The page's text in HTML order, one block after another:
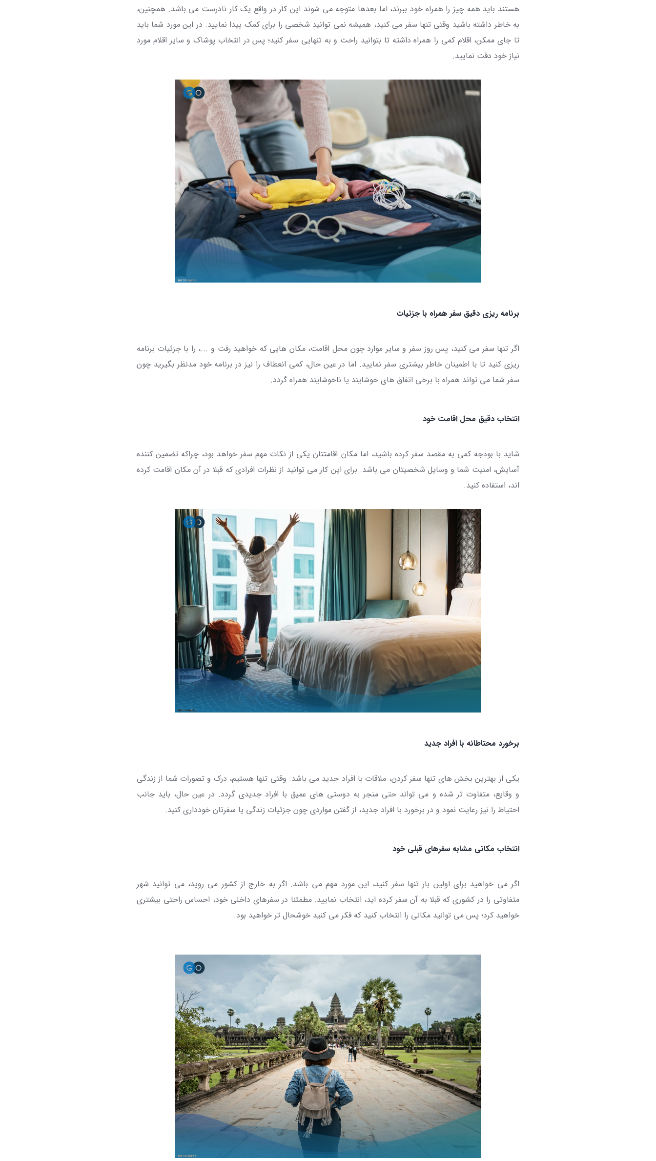
هستند باید همه چیز را همراه خود ببرند، اما بعدها متوجه می شوند این کار در واقع یک کار نادرست می باشد. همچنین،
به خاطر داشته باشید وقتی تنها سفر می کنید، همیشه نمی توانید شخصی را برای کمک پیدا نمایید. در این مورد شما باید
تا جای ممکن، اقلام کمی را همراه داشته تا بتوانید راحت و به تنهایی سفر کنید؛ پس در انتخاب پوشاک و سایر اقلام مورد
نیاز خود دقت نمایید.
برنامه ریزی دقیق سفر همراه با جزئیات
اگر تنها سفر می کنید، پس روز سفر و سایر موارد چون محل اقامت، مکان هایی که خواهید رفت و ...، را با جزئیات برنامه
ریزی کنید تا با اطمینان خاطر بیشتری سفر نمایید. اما در عین حال، کمی انعطاف را نیز در برنامه خود مدنظر بگیرید چون
سفر شما می تواند همراه با برخی اتفاق های خوشایند یا ناخوشایند همراه گردد.
انتخاب دقیق محل اقامت خود
شاید با بودجه کمی به مقصد سفر کرده باشید، اما مکان اقامتتان یکی از نکات مهم سفر خواهد بود، چراکه تضمین کننده
آسایش، امنیت شما و وسایل شخصیتان می باشد. برای این کار می توانید از نظرات افرادی که قبلا در آن مکان اقامت کرده
اند، استفاده کنید.
برخورد محتاطانه با افراد جدید
یکی از بهترین بخش های تنها سفر کردن، ملاقات با افراد جدید می باشد. وقتی تنها هستیم، درک و تصورات شما از زندگی
و وقایع، متفاوت تر شده و می تواند حتی منجر به دوستی های عمیق با افراد جدیدی گردد. در عین حال، باید جانب
احتیاط را نیز رعایت نمود و در برخورد با افراد جدید، از گفتن مواردی چون جزئیات زندگی یا سفرتان خودداری کنید.
انتخاب مکانی مشابه سفرهای قبلی خود
اگر می خواهید برای اولین بار تنها سفر کنید، این مورد مهم می باشد. اگر به خارج از کشور می روید، می توانید شهر
متفاوتی را در کشوری که قبلا به آن سفر کرده اید، انتخاب نمایید. مطمئنا در سفرهای داخلی خود، احساس راحتی بیشتری
خواهید کرد؛ پس می توانید مکانی را انتخاب کنید که فکر می کنید خوشحال تر خواهید بود.